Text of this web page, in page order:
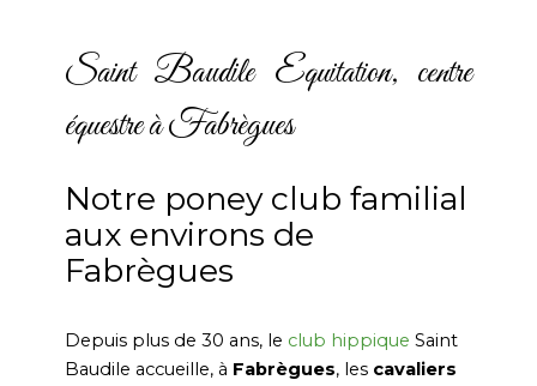
Saint Baudile Equitation, centre
équestre à Fabrègues
Notre poney club familial
aux environs de
Fabrègues
Depuis plus de 30 ans, le club hippique Saint
Baudile accueille, à Fabrègues, les cavaliers